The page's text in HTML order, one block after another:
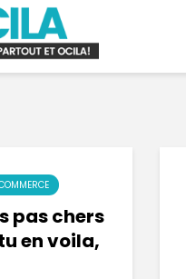
pas chers
en voila,